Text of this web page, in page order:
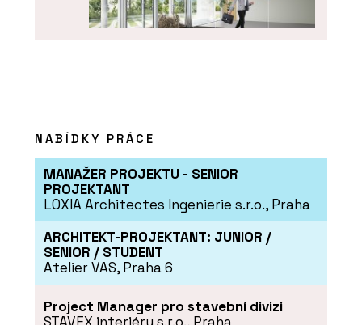
Flooring Systems
NABÍDKY PRÁCE
MANAŽER PROJEKTU - SENIOR
PROJEKTANT
LOXIA Architectes Ingenierie s.r.o., Praha
ARCHITEKT-PROJEKTANT: JUNIOR /
SENIOR / STUDENT
Atelier VAS, Praha 6
Project Manager pro stavební divizi